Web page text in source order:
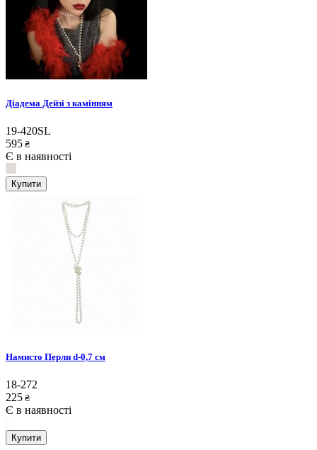
Діадема Дейзі з камінням
19-420SL
595 ₴
Є в наявності
Купити
Намисто Перли d-0,7 см
18-272
225 ₴
Є в наявності
Купити